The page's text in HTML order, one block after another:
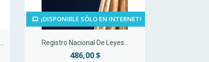
Vista rápida
Registro Nacional De Leyes...
486,00 $
¡DISPONIBLE SÓLO EN INTERNET!